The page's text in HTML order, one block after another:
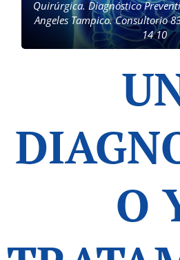
Quirúrgica. Diagnóstico
Angeles Tampico. Consultorio
14 10
O